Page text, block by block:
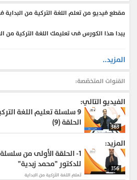
مقطع فيديو من تعلم اللغة التركية من البداية
يبدا هذا الكورس فى تعليمك اللغة التركية من
المزيد..
القنوات المتخصّصة:
الفيديو التالي:
363
9سلسلة تعليم اللغة
الحلقة (9)
المزيد:
356
1- الحلقة الأولى من سلسلة
للدكتور "محمد زبدية"
تعلم اللغة التركية من البداية